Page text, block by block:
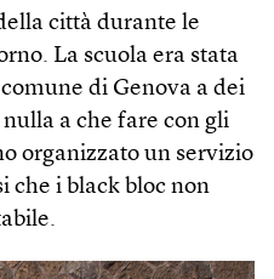
città durante le
La scuola era stata
di Genova a dei
a che fare con gli
organizzato un servizio
che i black bloc non